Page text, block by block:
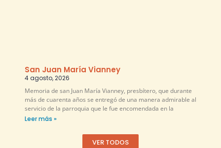
San Juan María Vianney
4 agosto, 2026
Memoria de san Juan María Vianney, presbítero, que durante
más de cuarenta años se entregó de una manera admirable al
servicio de la parroquia que le fue encomendada en la
Leer más »
VER TODOS